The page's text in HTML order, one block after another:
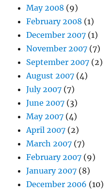
May 2008 (9)
February 2008 (1)
December 2007 (1)
November 2007 (7)
September 2007 (2)
August 2007 (4)
July 2007 (7)
June 2007 (3)
May 2007 (4)
April 2007 (2)
March 2007 (7)
February 2007 (9)
January 2007 (8)
December 2006 (10)